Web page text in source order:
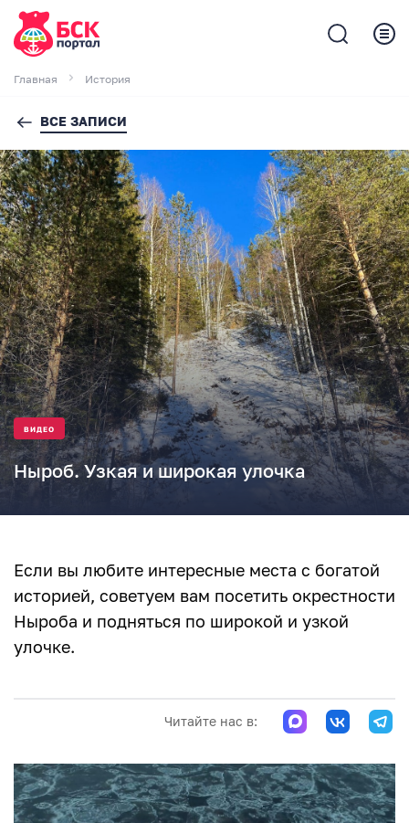
Главная История
ВСЕ ЗАПИСИ
ВИДЕО
Ныроб. Узкая и широкая улочка
Если вы любите интересные места с богатой
историей, советуем вам посетить окрестности
Ныроба и подняться по широкой и узкой
улочке.
Читайте нас в: